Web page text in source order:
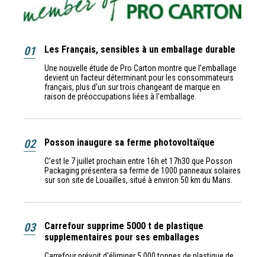
01 Les Français, sensibles à un emballage durable
Une nouvelle étude de Pro Carton montre que l’emballage
devient un facteur déterminant pour les consommateurs
français, plus d’un sur trois changeant de marque en
raison de préoccupations liées à l’emballage.
02 Posson inaugure sa ferme photovoltaïque
C’est le 7 juillet prochain entre 16h et 17h30 que Posson
Packaging présentera sa ferme de 1000 panneaux solaires
sur son site de Louailles, situé à environ 50 km du Mans.
03
Carrefour supprime 5000 t de plastique
supplementaires pour ses emballages